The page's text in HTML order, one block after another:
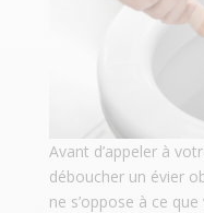
Avant d’appeler à
déboucher un évier
ne s’oppose à ce